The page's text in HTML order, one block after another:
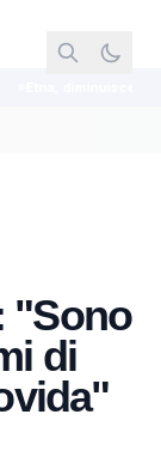
"Sono
di